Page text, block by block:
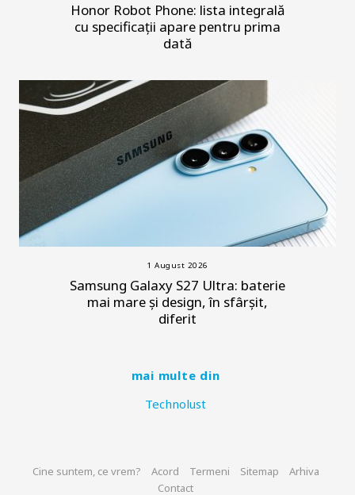
Honor Robot Phone: lista integrală
cu specificații apare pentru prima
dată
1 August 2026
Samsung Galaxy S27 Ultra: baterie
mai mare și design, în sfârșit,
diferit
mai multe din
Technolust
Cine suntem, ce vrem? Acord Termeni Sitemap
Arhiva
Contact